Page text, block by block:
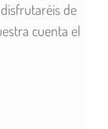
de
cuenta el